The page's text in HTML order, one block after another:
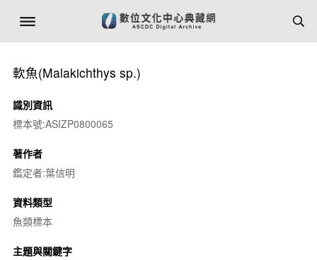
軟魚(Malakichthys sp.)
識別資訊
標本號:ASIZP0800065
著作者
鑑定者:葉信明
資料類型
魚類標本
主題與關鍵字